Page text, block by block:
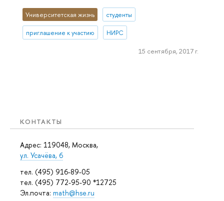
КОНТАКТЫ
Адрес: 119048, Москва,
ул. Усачёва, 6
тел. (495) 916-89-05
тел. (495) 772-95-90 *12725
Эл.почта: math@hse.ru
Университетская жизнь студенты
приглашение к участию НИРС
15 сентября, 2017 г.